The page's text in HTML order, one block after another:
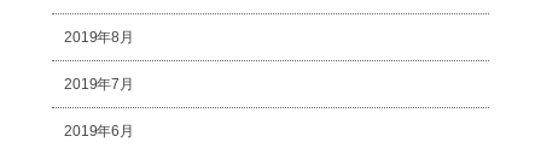
2019年8月
2019年7月
2019年6月